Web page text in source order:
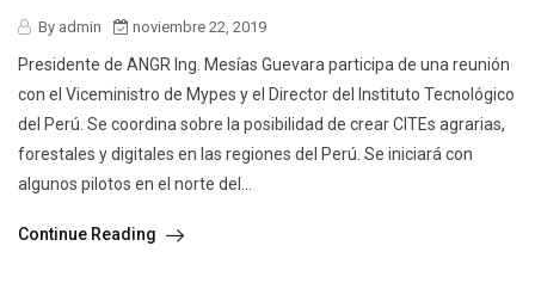
By admin noviembre 22, 2019
Presidente de ANGR Ing. Mesías Guevara participa de una reunión
con el Viceministro de Mypes y el Director del Instituto Tecnológico
del Perú. Se coordina sobre la posibilidad de crear CITEs agrarias,
forestales y digitales en las regiones del Perú. Se iniciará con
algunos pilotos en el norte del...
Continue Reading